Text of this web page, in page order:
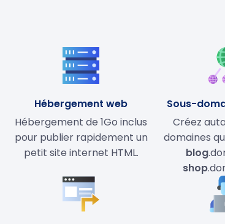
Hébergement web
Hébergement de 1Go inclus
pour publier rapidement un
petit site internet HTML.
Sous-
Créez
domaines
blog
shop